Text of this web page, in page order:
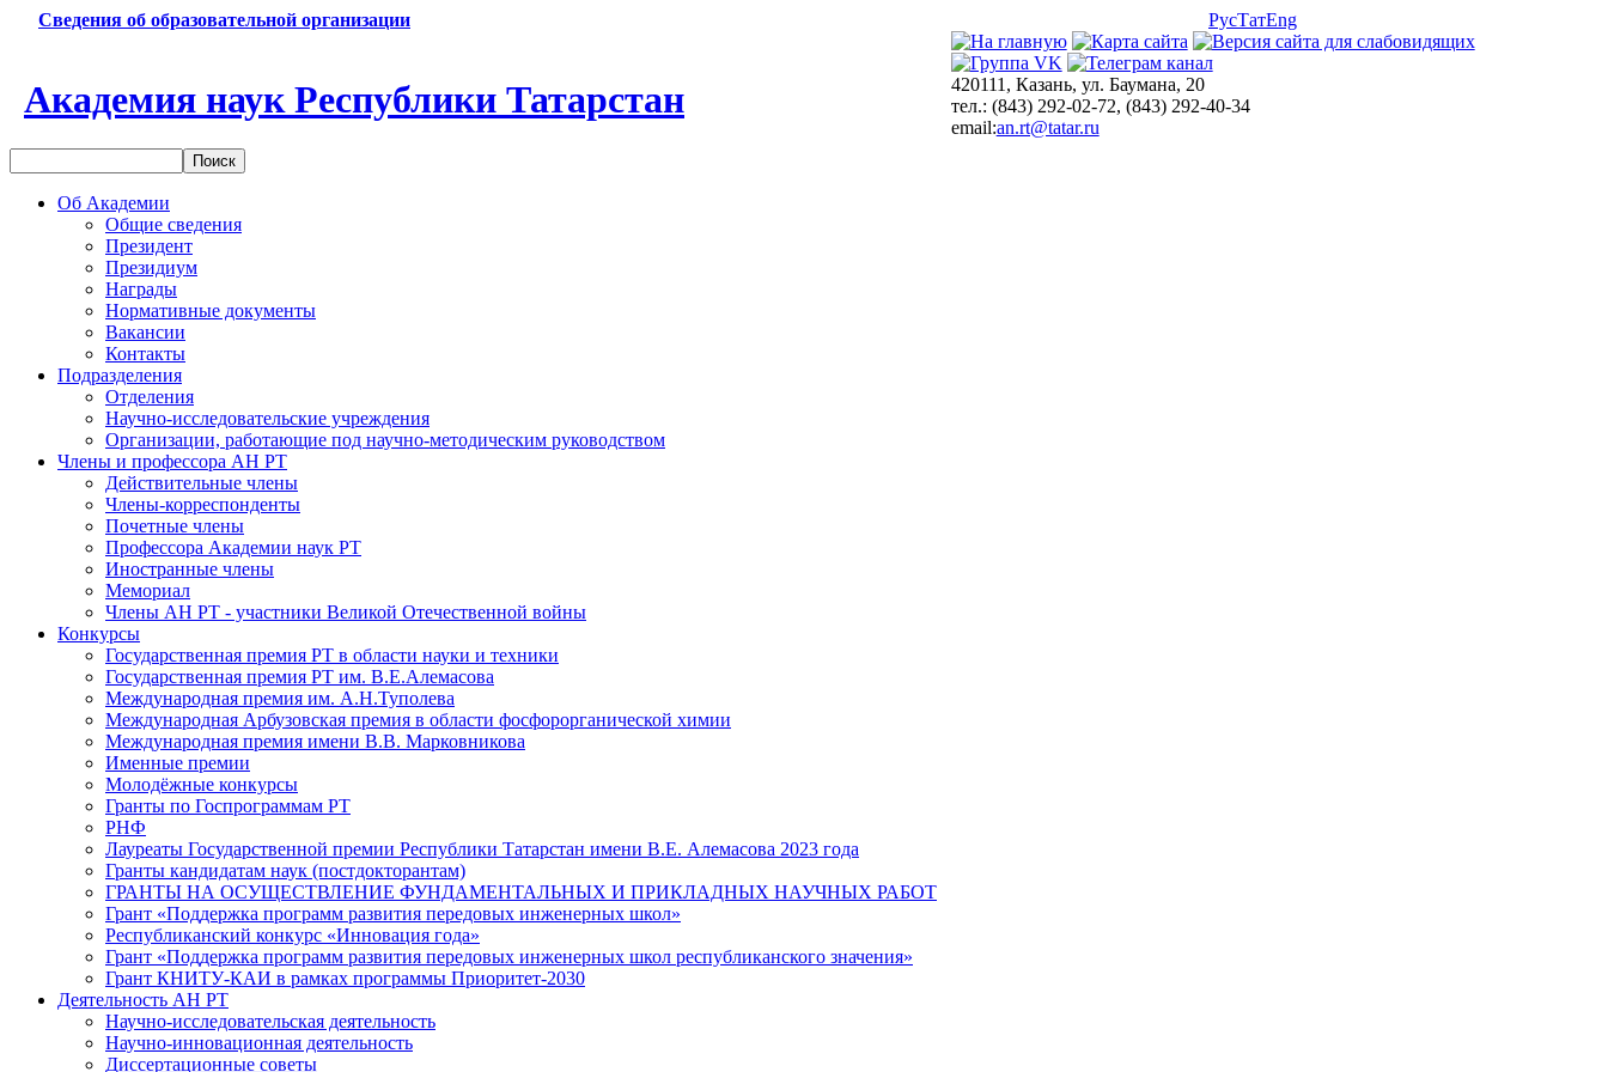
Сведения об образовательной организации РусТатEng
Академия наук Республики Татарстан
420111, Казань, ул. Баумана, 20
тел.: (843) 292-02-72, (843) 292-40-34
email:an.rt@tatar.ru
Об Академии
Общие сведения
Президент
Президиум
Награды
Нормативные документы
Вакансии
Контакты
Подразделения
Отделения
Научно-исследовательские учреждения
Организации, работающие под научно-методическим руководством
Члены и профессора АН РТ
Действительные члены
Члены-корреспонденты
Почетные члены
Профессора Академии наук РТ
Иностранные члены
Мемориал
Члены АН РТ - участники Великой Отечественной войны
Конкурсы
Государственная премия РТ в области науки и техники
Государственная премия РТ им. В.Е.Алемасова
Международная премия им. А.Н.Туполева
Международная Арбузовская премия в области фосфорорганической химии
Международная премия имени В.В. Марковникова
Именные премии
Молодёжные конкурсы
Гранты по Госпрограммам РТ
РНФ
Лауреаты Государственной премии Республики Татарстан имени В.Е. Алемасова 2023 года
Гранты кандидатам наук (постдокторантам)
ГРАНТЫ НА ОСУЩЕСТВЛЕНИЕ ФУНДАМЕНТАЛЬНЫХ И ПРИКЛАДНЫХ НАУЧНЫХ РАБОТ
Грант «Поддержка программ развития передовых инженерных школ»
Республиканский конкурс «Инновация года»
Грант «Поддержка программ развития передовых инженерных школ республиканского значения»
Грант КНИТУ-КАИ в рамках программы Приоритет-2030
Деятельность АН РТ
Научно-исследовательская деятельность
Научно-инновационная деятельность
Диссертационные советы